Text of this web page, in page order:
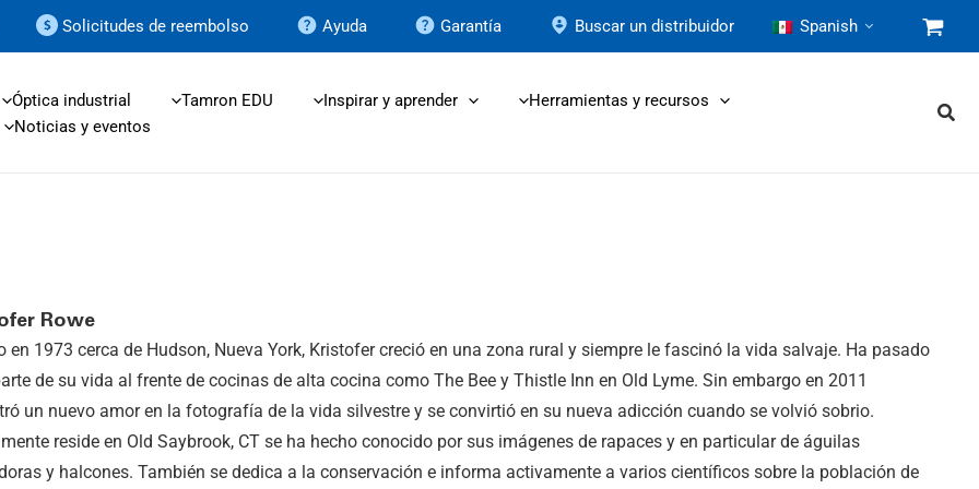
Solicitudes de reembolso Ayuda Garantía Buscar un distribuidor Spanish
Óptica industrial Tamron EDU Inspirar y aprender
Herramientas y recursos
Noticias y eventos
Rowe
en 1973 cerca de Hudson, Nueva York, Kristofer creció en una zona rural y siempre le fascinó la vida salvaje. Ha pasado
de su vida al frente de cocinas de alta cocina como The Bee y Thistle Inn en Old Lyme. Sin embargo en 2011
un nuevo amor en la fotografía de la vida silvestre y se convirtió en su nueva adicción cuando se volvió sobrio.
reside en Old Saybrook, CT se ha hecho conocido por sus imágenes de rapaces y en particular de águilas
y halcones. También se dedica a la conservación e informa activamente a varios científicos sobre la población de